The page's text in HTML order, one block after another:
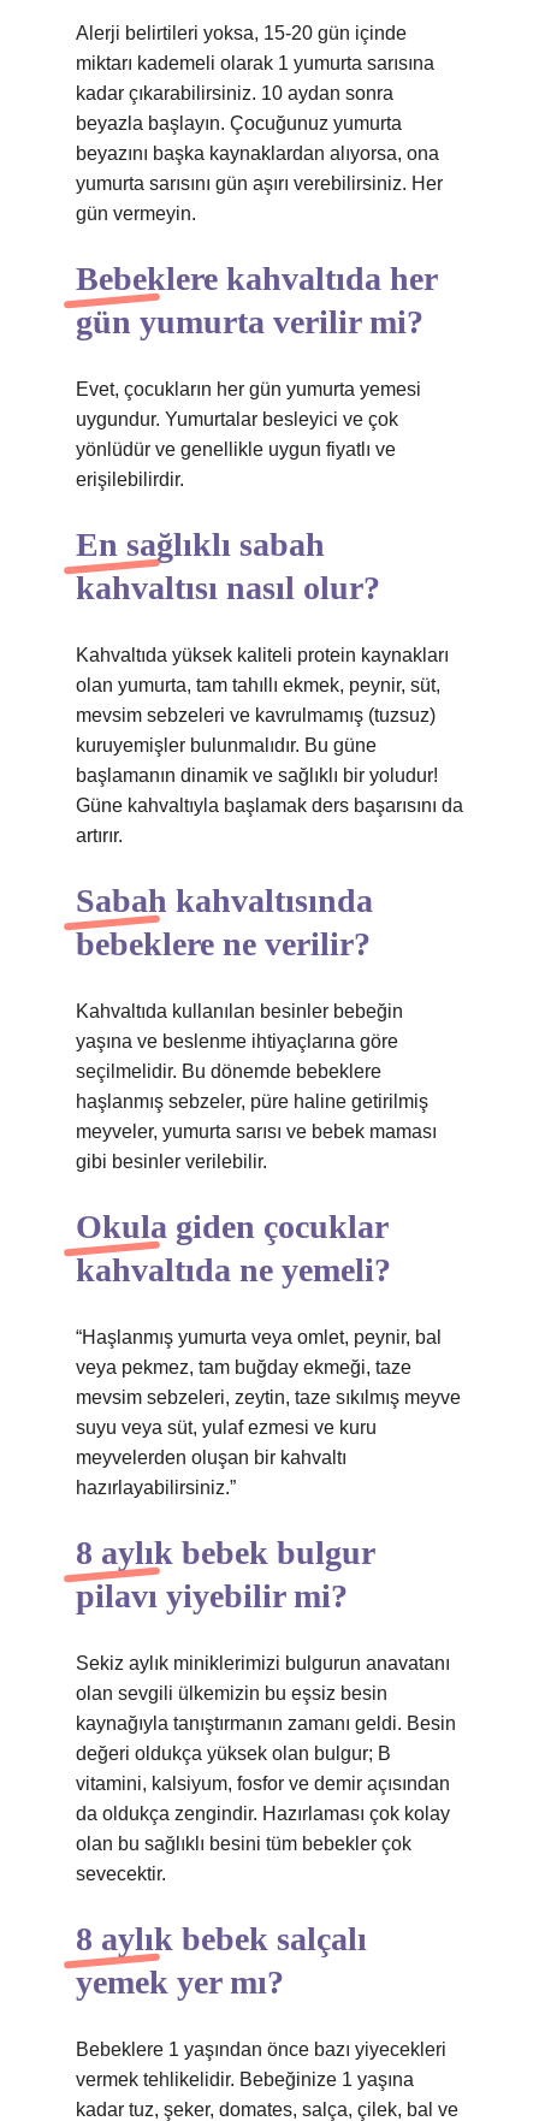
Alerji belirtileri yoksa, 15-20 gün içinde
miktarı kademeli olarak 1 yumurta sarısına
kadar çıkarabilirsiniz. 10 aydan sonra
beyazla başlayın. Çocuğunuz yumurta
beyazını başka kaynaklardan alıyorsa, ona
yumurta sarısını gün aşırı verebilirsiniz. Her
gün vermeyin.
Bebeklere kahvaltıda her
gün yumurta verilir mi?
Evet, çocukların her gün yumurta yemesi
uygundur. Yumurtalar besleyici ve çok
yönlüdür ve genellikle uygun fiyatlı ve
erişilebilirdir.
En sağlıklı sabah
kahvaltısı nasıl olur?
Kahvaltıda yüksek kaliteli protein kaynakları
olan yumurta, tam tahıllı ekmek, peynir, süt,
mevsim sebzeleri ve kavrulmamış (tuzsuz)
kuruyemişler bulunmalıdır. Bu güne
başlamanın dinamik ve sağlıklı bir yoludur!
Güne kahvaltıyla başlamak ders başarısını da
artırır.
Sabah kahvaltısında
bebeklere ne verilir?
Kahvaltıda kullanılan besinler bebeğin
yaşına ve beslenme ihtiyaçlarına göre
seçilmelidir. Bu dönemde bebeklere
haşlanmış sebzeler, püre haline getirilmiş
meyveler, yumurta sarısı ve bebek maması
gibi besinler verilebilir.
Okula giden çocuklar
kahvaltıda ne yemeli?
“Haşlanmış yumurta veya omlet, peynir, bal
veya pekmez, tam buğday ekmeği, taze
mevsim sebzeleri, zeytin, taze sıkılmış meyve
suyu veya süt, yulaf ezmesi ve kuru
meyvelerden oluşan bir kahvaltı
hazırlayabilirsiniz.”
8 aylık bebek bulgur
pilavı yiyebilir mi?
Sekiz aylık miniklerimizi bulgurun anavatanı
olan sevgili ülkemizin bu eşsiz besin
kaynağıyla tanıştırmanın zamanı geldi. Besin
değeri oldukça yüksek olan bulgur; B
vitamini, kalsiyum, fosfor ve demir açısından
da oldukça zengindir. Hazırlaması çok kolay
olan bu sağlıklı besini tüm bebekler çok
sevecektir.
8 aylık bebek salçalı
yemek yer mı?
Bebeklere 1 yaşından önce bazı yiyecekleri
vermek tehlikelidir. Bebeğinize 1 yaşına
kadar tuz, şeker, domates, salça, çilek, bal ve